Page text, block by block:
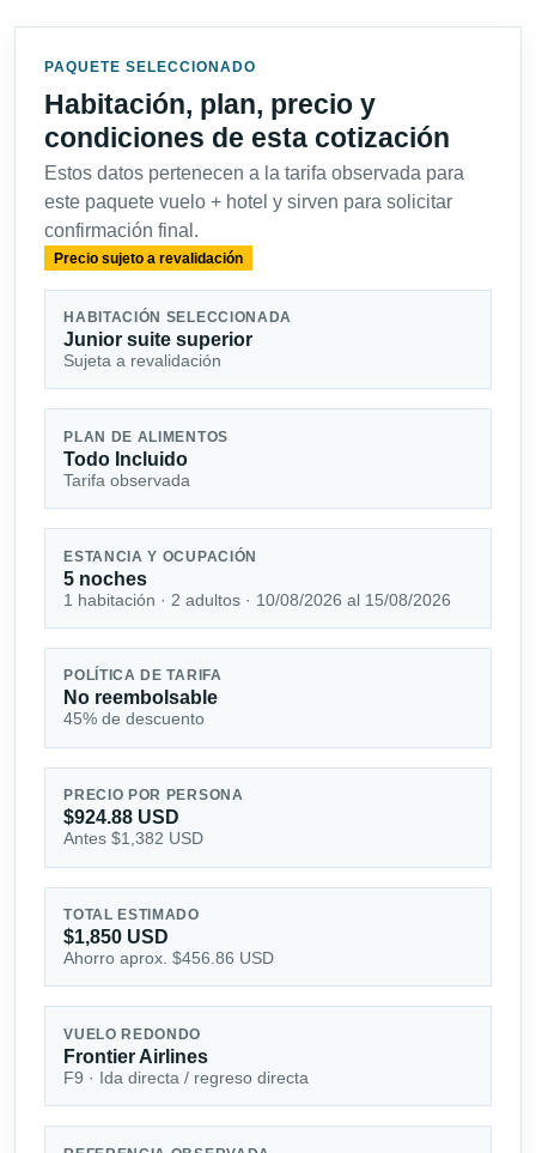
PAQUETE SELECCIONADO
Habitación, plan, precio y
condiciones de esta cotización
Estos datos pertenecen a la tarifa observada para
este paquete vuelo + hotel y sirven para solicitar
confirmación final.
Precio sujeto a revalidación
HABITACIÓN SELECCIONADA
Junior suite superior
Sujeta a revalidación
PLAN DE ALIMENTOS
Todo Incluido
Tarifa observada
ESTANCIA Y OCUPACIÓN
5 noches
1 habitación · 2 adultos · 10/08/2026 al 15/08/2026
POLÍTICA DE TARIFA
No reembolsable
45% de descuento
PRECIO POR PERSONA
$924.88 USD
Antes $1,382 USD
TOTAL ESTIMADO
$1,850 USD
Ahorro aprox. $456.86 USD
VUELO REDONDO
Frontier Airlines
F9 · Ida directa / regreso directa